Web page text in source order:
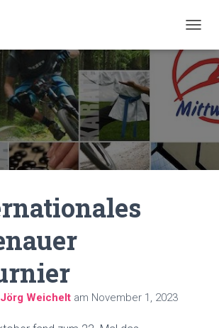
A
V
G
A
T
O
N
U
Jörg Weichelt am November 1, 2023